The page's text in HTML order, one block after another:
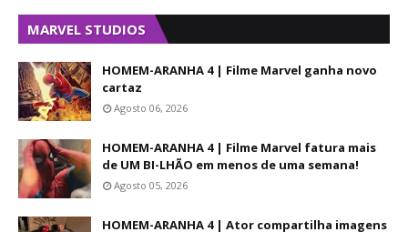
MARVEL STUDIOS
HOMEM-ARANHA 4 | Filme Marvel ganha novo
cartaz
Agosto 06, 2026
HOMEM-ARANHA 4 | Filme Marvel fatura mais
de UM BI-LHÃO em menos de uma semana!
Agosto 05, 2026
HOMEM-ARANHA 4 | Ator compartilha imagens